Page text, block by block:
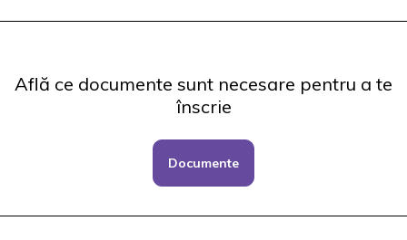
Află ce documente sunt necesare pentru a te
înscrie
Documente